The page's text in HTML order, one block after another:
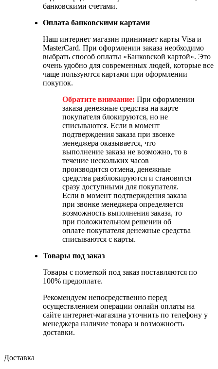
банковскими счетами.
Оплата банковскими картами
Наш интернет магазин принимает карты Visa и
MasterCard. При оформлении заказа необходимо
выбрать способ оплаты «Банковской картой». Это
очень удобно для современных людей, которые все
чаще пользуются картами при оформлении
покупок.
Обратите внимание: При оформлении
заказа денежные средства на карте
покупателя блокируются, но не
списываются. Если в момент
подтверждения заказа при звонке
менеджера оказывается, что
выполнение заказа не возможно, то в
течение нескольких часов
производится отмена, денежные
средства разблокируются и становятся
сразу доступными для покупателя.
Если в момент подтверждения заказа
при звонке менеджера определяется
возможность выполнения заказа, то
при положительном решении об
оплате покупателя денежные средства
списываются с карты.
Товары под заказ
Товары с пометкой под заказ поставляются по
100% предоплате.
Рекомендуем непосредственно перед
осуществлением операции онлайн оплаты на
сайте интернет-магазина уточнить по телефону у
менеджера наличие товара и возможность
доставки.
Доставка